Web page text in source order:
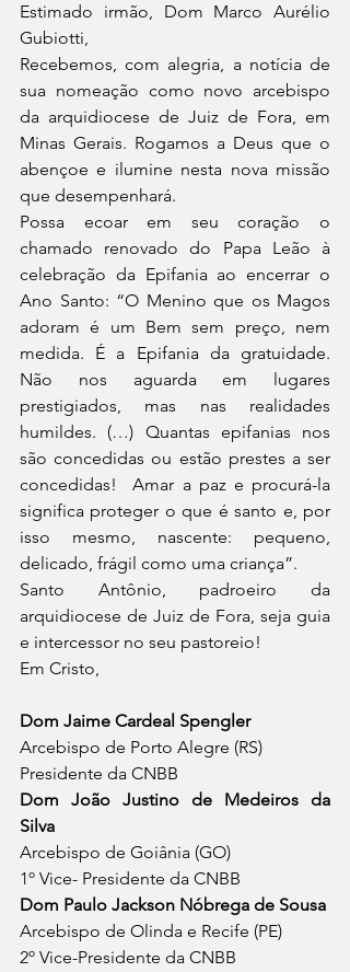
Estimado irmão, Dom Marco Aurélio
Gubiotti,
Recebemos, com alegria, a notícia de
sua nomeação como novo arcebispo
da arquidiocese de Juiz de Fora, em
Minas Gerais. Rogamos a Deus que o
abençoe e ilumine nesta nova missão
que desempenhará.
Possa ecoar em seu coração o
chamado renovado do Papa Leão à
celebração da Epifania ao encerrar o
Ano Santo: “O Menino que os Magos
adoram é um Bem sem preço, nem
medida. É a Epifania da gratuidade.
Não nos aguarda em lugares
prestigiados, mas nas realidades
humildes. (…) Quantas epifanias nos
são concedidas ou estão prestes a ser
concedidas!  Amar a paz e procurá-la
significa proteger o que é santo e, por
isso mesmo, nascente: pequeno,
delicado, frágil como uma criança”.
Santo Antônio, padroeiro da
arquidiocese de Juiz de Fora, seja guia
e intercessor no seu pastoreio!
Em Cristo,
Dom Jaime Cardeal Spengler
Arcebispo de Porto Alegre (RS)
Presidente da CNBB
Dom João Justino de Medeiros da
Silva
Arcebispo de Goiânia (GO)
1º Vice- Presidente da CNBB
Dom Paulo Jackson Nóbrega de Sousa
Arcebispo de Olinda e Recife (PE)
2º Vice-Presidente da CNBB